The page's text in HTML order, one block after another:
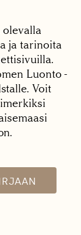
olevalla
ja tarinoita
Luonto -
Voit